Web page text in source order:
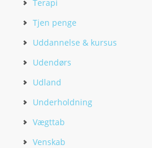
Terapi
Tjen penge
Uddannelse & kursus
Udendørs
Udland
Underholdning
Vægttab
Venskab